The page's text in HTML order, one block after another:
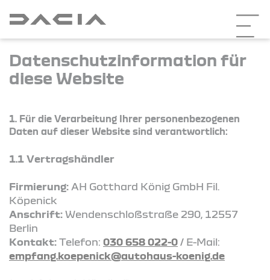
Datenschutzinformation für
diese Website
1. Für die Verarbeitung Ihrer personenbezogenen
Daten auf dieser Website sind verantwortlich:
1.1 Vertragshändler
Firmierung: AH Gotthard König GmbH Fil.
Köpenick
Anschrift: Wendenschloßstraße 290, 12557
Berlin
Kontakt: Telefon: 030 658 022-0 / E-Mail:
empfang.koepenick@autohaus-koenig.de